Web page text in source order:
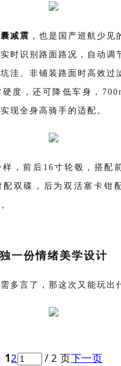
减震 ，也是国产巡航少见
时识别路面路况，自动调
洼、非铺装路面时高效过
度，还可降低车身，
现全身高骑手的适配。
，前后 16寸轮毂，搭配
配双碟，后为双活塞卡钳
独一份情绪美学设计
多言了，那这次又能玩出
12 / 2 页下一页